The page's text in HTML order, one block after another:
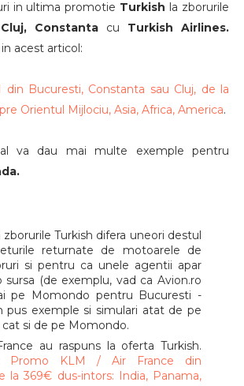
in ultima promotie Turkish la zborurile
Constanta cu Turkish Airlines.
acest articol:
din Bucuresti, Constanta sau Cluj, de la
Orientul Mijlociu, Asia, Africa, America.
va dau mai multe exemple pentru
zborurile Turkish difera uneori destul
returnate de motoarele de
si pentru ca unele agentii apar
sursa (de exemplu, vad ca Avion.ro
pe Momondo pentru Bucuresti -
pus exemple si simulari atat de pe
cat si de pe Momondo.
au raspuns la oferta Turkish.
Promo KLM / Air France din
la 369€ dus-intors: India, Panama,